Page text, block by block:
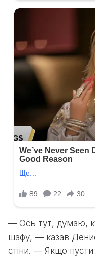
— Ось тут, думаю,
шафу, — казав
стіни. — Якщо